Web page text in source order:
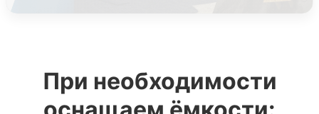
оборудования - фрезерных станков и комплекса
различными технологическими элементами и
дополнительным оборудованием.
При необходимости